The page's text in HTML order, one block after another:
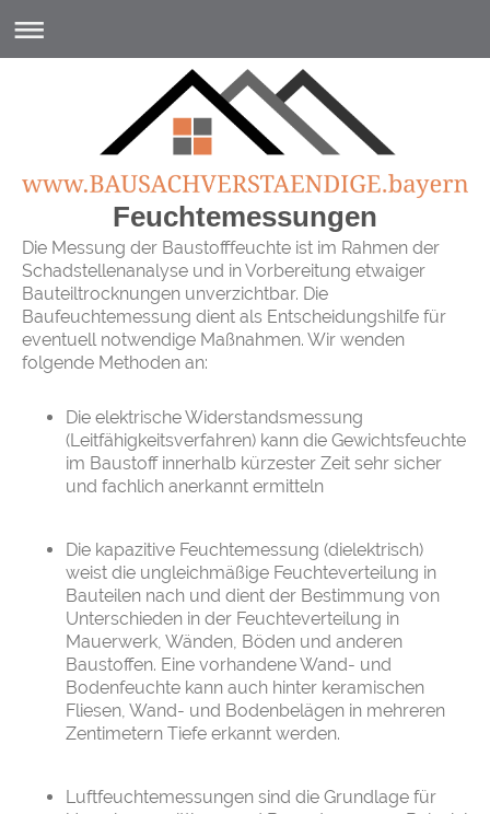
Feuchtemessungen
Die Messung der Baustofffeuchte ist im Rahmen der
Schadstellenanalyse und in Vorbereitung etwaiger
Bauteiltrocknungen unverzichtbar. Die
Baufeuchtemessung dient als Entscheidungshilfe für
eventuell notwendige Maßnahmen. Wir wenden
folgende Methoden an:
Die elektrische Widerstandsmessung
(Leitfähigkeitsverfahren) kann die Gewichtsfeuchte
im Baustoff innerhalb kürzester Zeit sehr sicher
und fachlich anerkannt ermitteln
Die kapazitive Feuchtemessung (dielektrisch)
weist die ungleichmäßige Feuchteverteilung in
Bauteilen nach und dient der Bestimmung von
Unterschieden in der Feuchteverteilung in
Mauerwerk, Wänden, Böden und anderen
Baustoffen. Eine vorhandene Wand- und
Bodenfeuchte kann auch hinter keramischen
Fliesen, Wand- und Bodenbelägen in mehreren
Zentimetern Tiefe erkannt werden.
Luftfeuchtemessungen sind die Grundlage für